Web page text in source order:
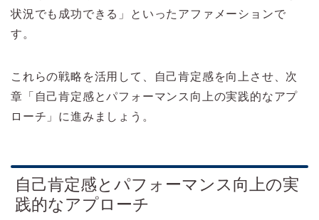
状況でも成功できる」といったアファメーションで
す。
これらの戦略を活用して、自己肯定感を向上させ、次
章「自己肯定感とパフォーマンス向上の実践的なアプ
ローチ」に進みましょう。
自己肯定感とパフォーマンス向上の実
践的なアプローチ